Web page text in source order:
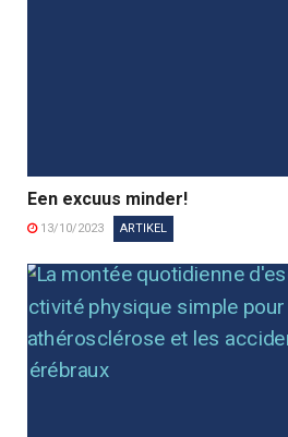
Een excuus minder!
13/10/2023 ARTIKEL